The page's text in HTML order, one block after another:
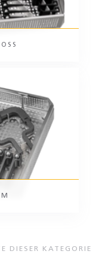
DIESER KATEGORIE